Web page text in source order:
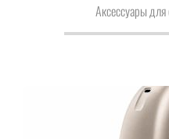
Аксессуары для